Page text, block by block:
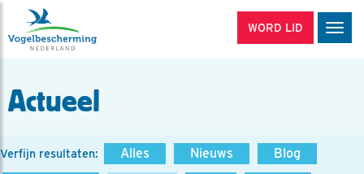
WORD LID
Actueel
Verfijn resultaten: Alles Nieuws
Blog